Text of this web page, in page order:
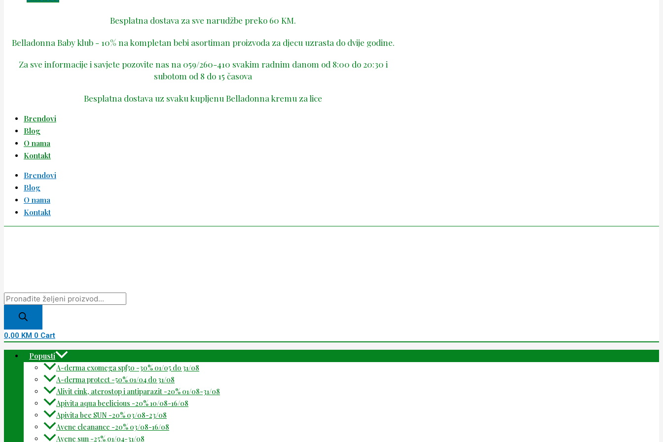
Besplatna dostava za sve narudžbe preko 60 KM.
Belladonna Baby klub - 10% na kompletan bebi asortiman proizvoda za djecu uzrasta do dvije godine.
Za sve informacije i savjete pozovite nas na 059/260-410 svakim radnim danom od 8:00 do 20:30 i
subotom od 8 do 15 časova
Besplatna dostava uz svaku kupljenu Belladonna kremu za lice
Brendovi
Blog
O nama
Kontakt
Brendovi
Blog
O nama
Kontakt
0,00 KM 0 Cart
Popusti
A-derma exomega spf50 -30% 01/05 do 31/08
A-derma protect -50% 01/04 do 31/08
Alivit cink, aterostop i antiparazit -20% 01/08-31/08
Apivita aqua beelicious -20% 10/08-16/08
Apivita bee SUN -20% 03/08-23/08
Avene cleanance -20% 03/08-16/08
Avene sun -25% 01/04-31/08